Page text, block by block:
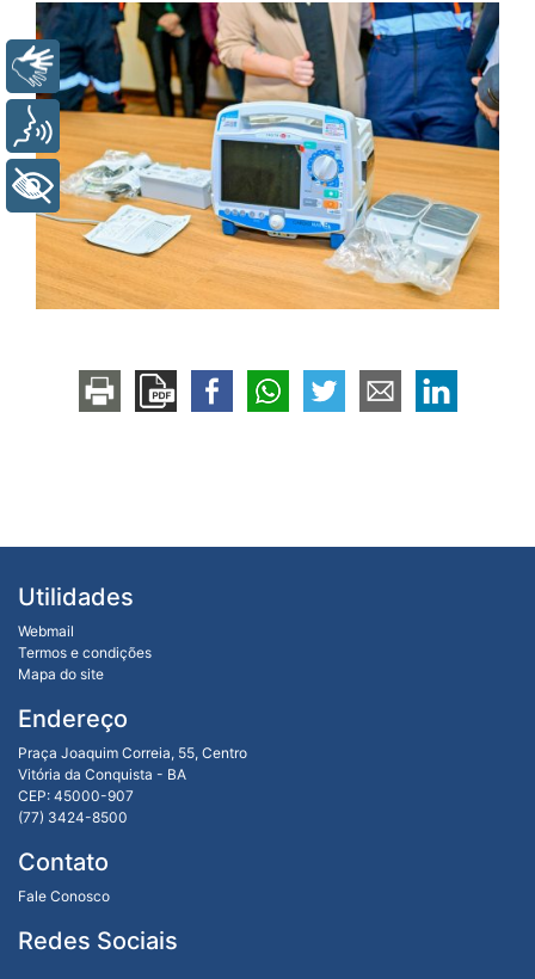
Utilidades
Webmail
Termos e condições
Mapa do site
Endereço
Praça Joaquim Correia, 55, Centro
Vitória da Conquista - BA
CEP: 45000-907
(77) 3424-8500
Contato
Fale Conosco
Redes Sociais
Libras
+ Acessibilidade